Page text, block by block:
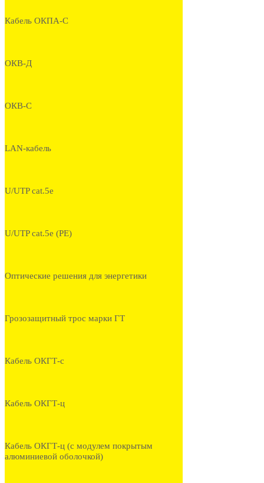
Кабель ОКПА-С
ОКВ-Д
ОКВ-С
LAN-кабель
U/UTP cat.5e
U/UTP cat.5e (PE)
Оптические решения для энергетики
Грозозащитный трос марки ГТ
Кабель ОКГТ-с
Кабель ОКГТ-ц
Кабель ОКГТ-ц (с модулем покрытым
алюминиевой оболочкой)